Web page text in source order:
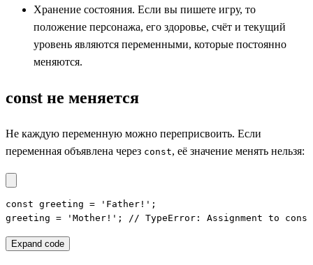
Хранение состояния. Если вы пишете игру, то
положение персонажа, его здоровье, счёт и текущий
уровень являются переменными, которые постоянно
меняются.
const не меняется
Не каждую переменную можно переприсвоить. Если
переменная объявлена через const, её значение менять нельзя:
const greeting = 'Father!';
greeting = 'Mother!'; // TypeError: Assignment to
Expand code